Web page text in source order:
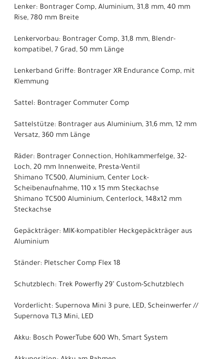
Lenker: Bontrager Comp, Aluminium, 31,8 mm, 40 mm
Rise, 780 mm Breite
Lenkervorbau: Bontrager Comp, 31,8 mm, Blendr-
kompatibel, 7 Grad, 50 mm Länge
Lenkerband Griffe: Bontrager XR Endurance Comp, mit
Klemmung
Sattel: Bontrager Commuter Comp
Sattelstütze: Bontrager aus Aluminium, 31,6 mm, 12 mm
Versatz, 360 mm Länge
Räder: Bontrager Connection, Hohlkammerfelge, 32-
Loch, 20 mm Innenweite, Presta-Ventil
Shimano TC500, Aluminium, Center Lock-
Scheibenaufnahme, 110 x 15 mm Steckachse
Shimano TC500 Aluminium, Centerlock, 148x12 mm
Steckachse
Gepäckträger: MIK-kompatibler Heckgepäckträger aus
Aluminium
Ständer: Pletscher Comp Flex 18
Schutzblech: Trek Powerfly 29" Custom-Schutzblech
Vorderlicht: Supernova Mini 3 pure, LED, Scheinwerfer //
Supernova TL3 Mini, LED
Akku: Bosch PowerTube 600 Wh, Smart System